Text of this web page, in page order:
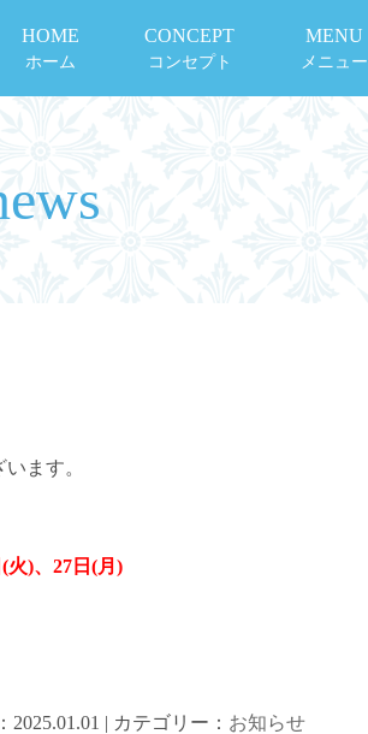
HOME
ホーム
CONCEPT
コンセプト
MENU
メニュー
ます。
火)、27日(月)
2025.01.01 | カテゴリー： お知らせ